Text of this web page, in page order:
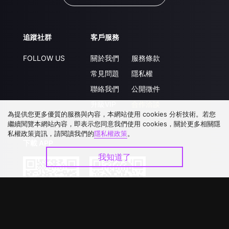
追蹤社群
FOLLOW US
客戶服務
關於我們
常見問題
聯絡我們
服務條款
隱私權
公開徵件
為提供您更多優質的服務與內容，本網站使用 cookies 分析技術。若您
繼續閱覽本網站內容，即表示您同意我們使用 cookies，關於更多相關隱
私權政策資訊，請閱讀我們的隱私權政策。
我知道了